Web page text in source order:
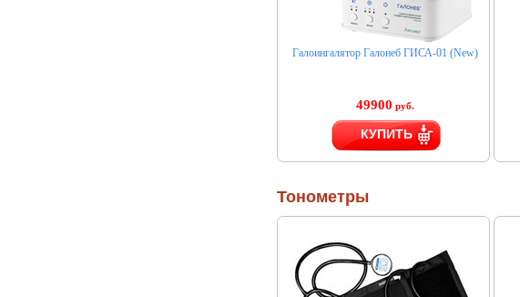
Галоингалятор Галонеб ГИСА-01 (New)
49900 руб.
КУПИТЬ
Тонометры